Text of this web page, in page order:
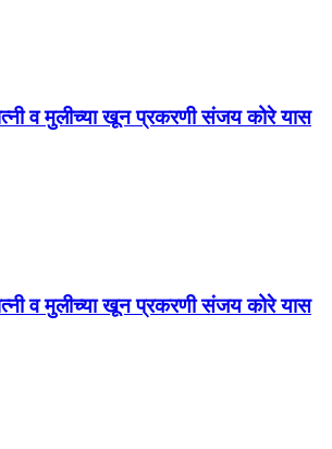
व मुलीच्या खून प्रकरणी संजय कोरे यास
व मुलीच्या खून प्रकरणी संजय कोरे यास